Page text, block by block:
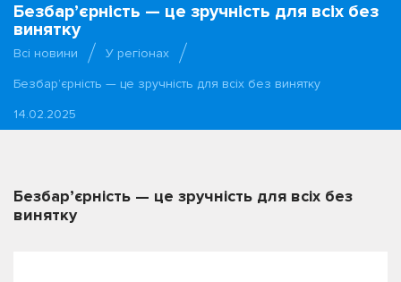
Безбар’єрність — це зручність для всіх без
винятку
Всі новини
У регіонах
Безбар’єрність — це зручність для всіх без винятку
14.02.2025
Безбар’єрність — це зручність для всіх без
винятку